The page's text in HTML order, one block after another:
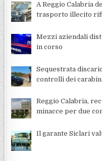
A Reggio Calabria
trasporto illecito
Mezzi aziendali
in corso
Sequestrata
controlli dei
Reggio Calabria,
minacce per due
Il garante Siclari